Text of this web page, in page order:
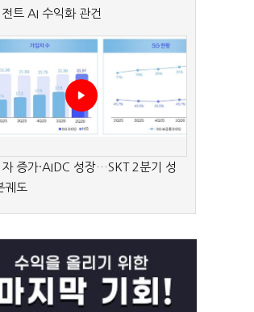
트 AI 수익화 관건
증가·AIDC 성장…SKT 2분기 성
궤도